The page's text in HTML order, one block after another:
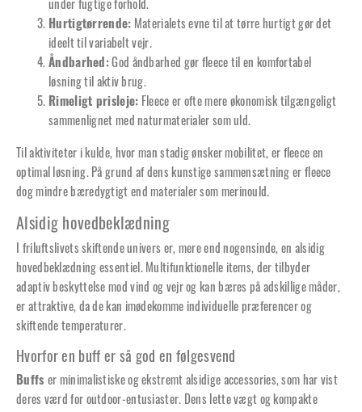
under fugtige forhold.
Hurtigtørrende: Materialets evne til at tørre hurtigt gør det
ideelt til variabelt vejr.
Åndbarhed: God åndbarhed gør fleece til en komfortabel
løsning til aktiv brug.
Rimeligt prisleje: Fleece er ofte mere økonomisk tilgængeligt
sammenlignet med naturmaterialer som uld.
Til aktiviteter i kulde, hvor man stadig ønsker mobilitet, er fleece en
optimal løsning. På grund af dens kunstige sammensætning er fleece
dog mindre bæredygtigt end materialer som merinould.
Alsidig hovedbeklædning
I friluftslivets skiftende univers er, mere end nogensinde, en alsidig
hovedbeklædning essentiel. Multifunktionelle items, der tilbyder
adaptiv beskyttelse mod vind og vejr og kan bæres på adskillige måder,
er attraktive, da de kan imødekomme individuelle præferencer og
skiftende temperaturer.
Hvorfor en buff er så god en følgesvend
Buffs er minimalistiske og ekstremt alsidige accessories, som har vist
deres værd for outdoor-entusiaster. Dens lette vægt og kompakte